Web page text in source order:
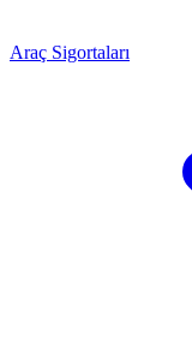
Araç Sigortaları